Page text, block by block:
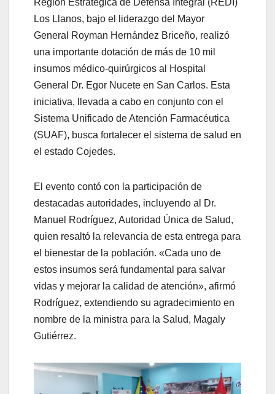
Región Estratégica de Defensa Integral (REDI)
Los Llanos, bajo el liderazgo del Mayor
General Royman Hernández Briceño, realizó
una importante dotación de más de 10 mil
insumos médico-quirúrgicos al Hospital
General Dr. Egor Nucete en San Carlos. Esta
iniciativa, llevada a cabo en conjunto con el
Sistema Unificado de Atención Farmacéutica
(SUAF), busca fortalecer el sistema de salud en
el estado Cojedes.
El evento contó con la participación de
destacadas autoridades, incluyendo al Dr.
Manuel Rodríguez, Autoridad Única de Salud,
quien resaltó la relevancia de esta entrega para
el bienestar de la población. «Cada uno de
estos insumos será fundamental para salvar
vidas y mejorar la calidad de atención», afirmó
Rodríguez, extendiendo su agradecimiento en
nombre de la ministra para la Salud, Magaly
Gutiérrez.